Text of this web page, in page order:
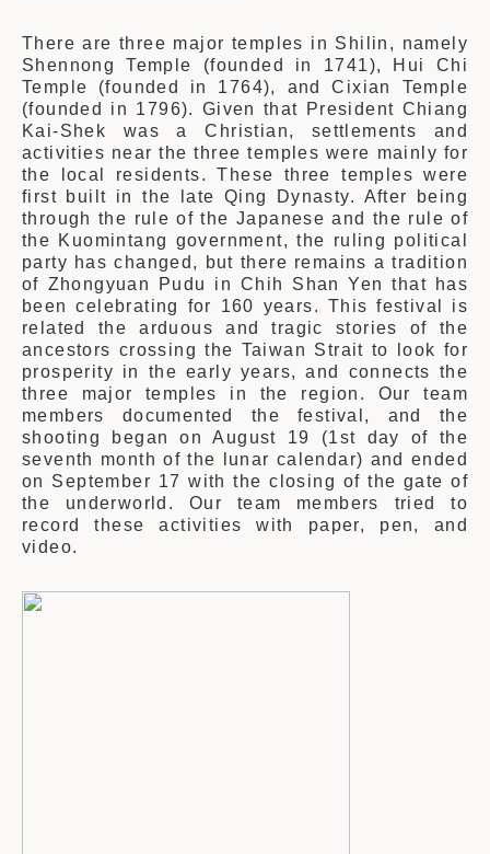
There are three major temples in Shilin, namely
Shennong Temple (founded in 1741), Hui Chi
Temple (founded in 1764), and Cixian Temple
(founded in 1796). Given that President Chiang
Kai-Shek was a Christian, settlements and
activities near the three temples were mainly for
the local residents. These three temples were
first built in the late Qing Dynasty. After being
through the rule of the Japanese and the rule of
the Kuomintang government, the ruling political
party has changed, but there remains a tradition
of Zhongyuan Pudu in Chih Shan Yen that has
been celebrating for 160 years. This festival is
related the arduous and tragic stories of the
ancestors crossing the Taiwan Strait to look for
prosperity in the early years, and connects the
three major temples in the region. Our team
members documented the festival, and the
shooting began on August 19 (1st day of the
seventh month of the lunar calendar) and ended
on September 17 with the closing of the gate of
the underworld. Our team members tried to
record these activities with paper, pen, and
video.